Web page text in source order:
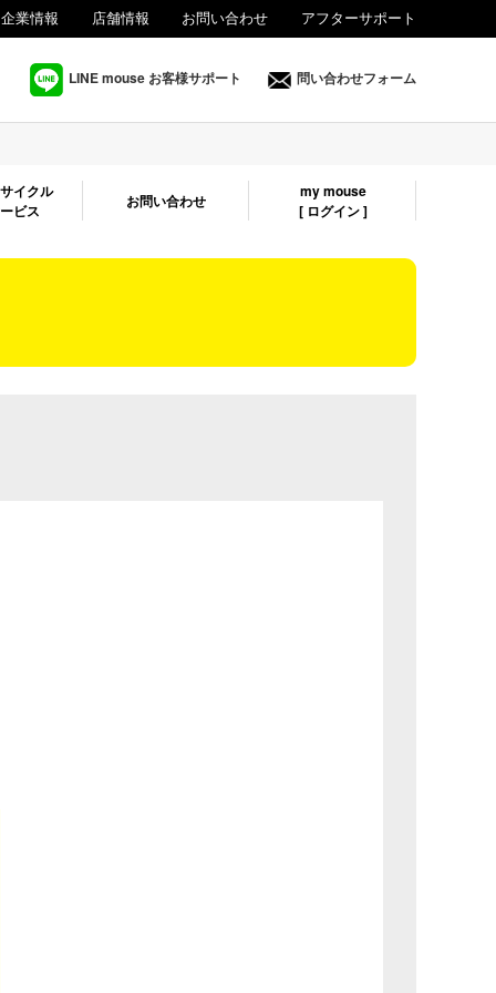
企業情報 店舗情報 お問い合わせ
アフターサポート
法人様向け
LINE mouse お客様サポート 問い合わせフォーム
イクル
ビス
お問い合わせ
my mouse
[ ログイン ]